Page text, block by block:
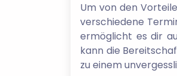
Um von den
verschiedene
ermöglicht es dir
kann die
zu einem